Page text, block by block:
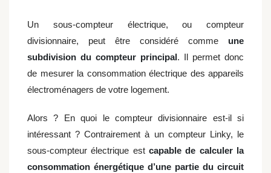
Un sous-compteur électrique, ou compteur
divisionnaire, peut être considéré comme une
subdivision du compteur principal. Il permet donc
de mesurer la consommation électrique des appareils
électroménagers de votre logement.
Alors ? En quoi le compteur divisionnaire est-il si
intéressant ? Contrairement à un compteur Linky, le
sous-compteur électrique est capable de calculer la
consommation énergétique d’une partie du circuit